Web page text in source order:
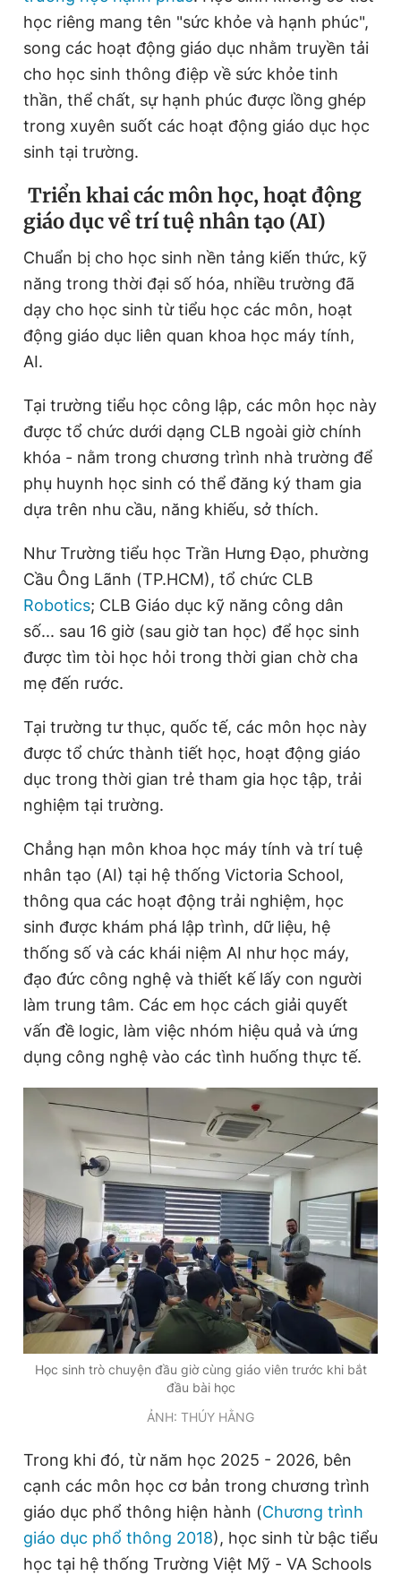
học riêng mang tên "sức khỏe và hạnh phúc",
song các hoạt động giáo dục nhằm truyền tải
cho học sinh thông điệp về sức khỏe tinh
thần, thể chất, sự hạnh phúc được lồng ghép
trong xuyên suốt các hoạt động giáo dục học
sinh tại trường.
Triển khai các môn học, hoạt động
giáo dục về trí tuệ nhân tạo (AI)
Chuẩn bị cho học sinh nền tảng kiến thức, kỹ
năng trong thời đại số hóa, nhiều trường đã
dạy cho học sinh từ tiểu học các môn, hoạt
động giáo dục liên quan khoa học máy tính,
AI.
Tại trường tiểu học công lập, các môn học này
được tổ chức dưới dạng CLB ngoài giờ chính
khóa - nằm trong chương trình nhà trường để
phụ huynh học sinh có thể đăng ký tham gia
dựa trên nhu cầu, năng khiếu, sở thích.
Như Trường tiểu học Trần Hưng Đạo, phường
Cầu Ông Lãnh (TP.HCM), tổ chức CLB
Robotics; CLB Giáo dục kỹ năng công dân
số... sau 16 giờ (sau giờ tan học) để học sinh
được tìm tòi học hỏi trong thời gian chờ cha
mẹ đến rước.
Tại trường tư thục, quốc tế, các môn học này
được tổ chức thành tiết học, hoạt động giáo
dục trong thời gian trẻ tham gia học tập, trải
nghiệm tại trường.
Chẳng hạn môn khoa học máy tính và trí tuệ
nhân tạo (AI) tại hệ thống Victoria School,
thông qua các hoạt động trải nghiệm, học
sinh được khám phá lập trình, dữ liệu, hệ
thống số và các khái niệm AI như học máy,
đạo đức công nghệ và thiết kế lấy con người
làm trung tâm. Các em học cách giải quyết
vấn đề logic, làm việc nhóm hiệu quả và ứng
dụng công nghệ vào các tình huống thực tế.
Học sinh trò chuyện đầu giờ cùng giáo viên trước khi bắt
đầu bài học
ẢNH: THÚY HẰNG
Trong khi đó, từ năm học 2025 - 2026, bên
cạnh các môn học cơ bản trong chương trình
giáo dục phổ thông hiện hành (Chương trình
giáo dục phổ thông 2018), học sinh từ bậc tiểu
học tại hệ thống Trường Việt Mỹ - VA Schools